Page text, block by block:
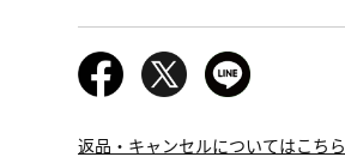
返品・キャンセルについてはこちら